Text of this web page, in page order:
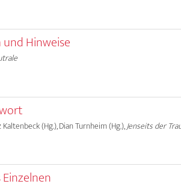
Hinweise
(Hg.), Dian Turnheim (Hg.),Jenseits der